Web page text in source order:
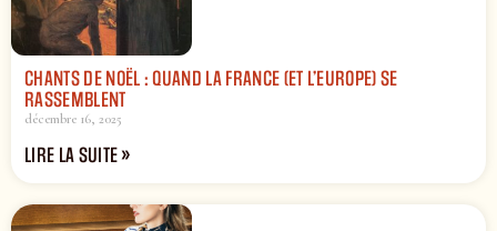
CHANTS DE NOËL : QUAND LA FRANCE (ET L’EUROPE) SE
RASSEMBLENT
décembre 16, 2025
LIRE LA SUITE »